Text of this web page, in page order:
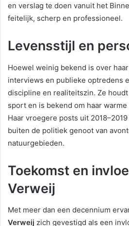
en verslag te doen vanuit het
feitelijk, scherp en professioneel.
Levensstijl en
Hoewel weinig bekend is over
interviews en publieke optredens
discipline en realiteitszin. Ze
sport en is bekend om haar warme
Haar vroegere posts uit
buiten de politiek genoot van
natuurgebieden.
Toekomst en
Verweij
Met meer dan een decennium
Verweij zich gevestigd als een